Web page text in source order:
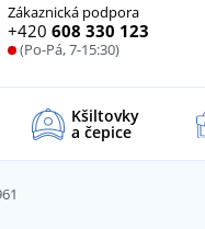
Zákaznická podpora
+420 608 330 123
(Po-Pá, 7-15:30)
Kšiltovky
a čepice